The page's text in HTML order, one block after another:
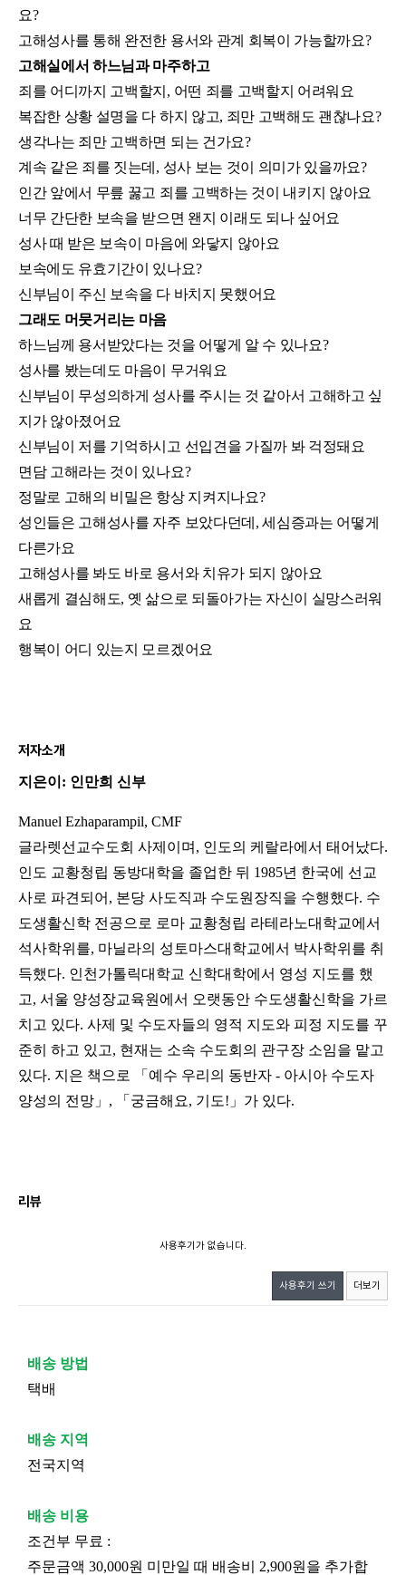
요?
고해성사를 통해 완전한 용서와 관계 회복이 가능할까요?
고해실에서 하느님과 마주하고
죄를 어디까지 고백할지, 어떤 죄를 고백할지 어려워요
복잡한 상황 설명을 다 하지 않고, 죄만 고백해도 괜찮나요?
생각나는 죄만 고백하면 되는 건가요?
계속 같은 죄를 짓는데, 성사 보는 것이 의미가 있을까요?
인간 앞에서 무릎 꿇고 죄를 고백하는 것이 내키지 않아요
너무 간단한 보속을 받으면 왠지 이래도 되나 싶어요
성사 때 받은 보속이 마음에 와닿지 않아요
보속에도 유효기간이 있나요?
신부님이 주신 보속을 다 바치지 못했어요
그래도 머뭇거리는 마음
하느님께 용서받았다는 것을 어떻게 알 수 있나요?
성사를 봤는데도 마음이 무거워요
신부님이 무성의하게 성사를 주시는 것 같아서 고해하고 싶
지가 않아졌어요
신부님이 저를 기억하시고 선입견을 가질까 봐 걱정돼요
면담 고해라는 것이 있나요?
정말로 고해의 비밀은 항상 지켜지나요?
성인들은 고해성사를 자주 보았다던데, 세심증과는 어떻게
다른가요
고해성사를 봐도 바로 용서와 치유가 되지 않아요
새롭게 결심해도, 옛 삶으로 되돌아가는 자신이 실망스러워
요
행복이 어디 있는지 모르겠어요
저자소개
지은이: 인만희 신부
Manuel Ezhaparampil, CMF
글라렛선교수도회 사제이며, 인도의 케랄라에서 태어났다.
인도 교황청립 동방대학을 졸업한 뒤 1985년 한국에 선교
사로 파견되어, 본당 사도직과 수도원장직을 수행했다. 수
도생활신학 전공으로 로마 교황청립 라테라노대학교에서
석사학위를, 마닐라의 성토마스대학교에서 박사학위를 취
득했다. 인천가톨릭대학교 신학대학에서 영성 지도를 했
고, 서울 양성장교육원에서 오랫동안 수도생활신학을 가르
치고 있다. 사제 및 수도자들의 영적 지도와 피정 지도를 꾸
준히 하고 있고, 현재는 소속 수도회의 관구장 소임을 맡고
있다. 지은 책으로 「예수 우리의 동반자 - 아시아 수도자
양성의 전망」, 「궁금해요, 기도!」가 있다.
리뷰
사용후기가 없습니다.
사용후기 쓰기 더보기
배송 방법
택배
배송 지역
전국지역
배송 비용
조건부 무료 :
주문금액 30,000원 미만일 때 배송비 2,900원을 추가합